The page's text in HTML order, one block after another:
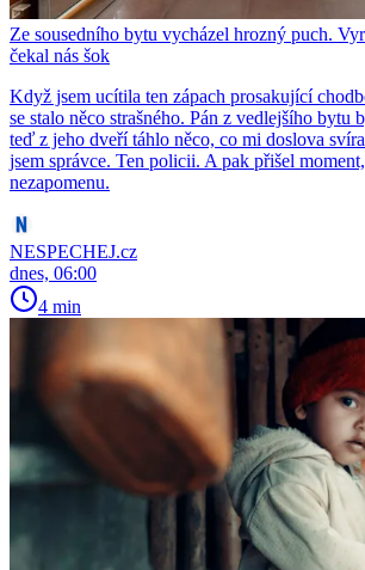
Ze sousedního bytu vycházel hrozný puch.
čekal nás šok
Když jsem ucítila ten zápach prosakující
se stalo něco strašného. Pán z vedlejšího bytu
teď z jeho dveří táhlo něco, co mi doslova
jsem správce. Ten policii. A pak přišel
nezapomenu.
NESPECHEJ.cz
dnes, 06:00
4 min